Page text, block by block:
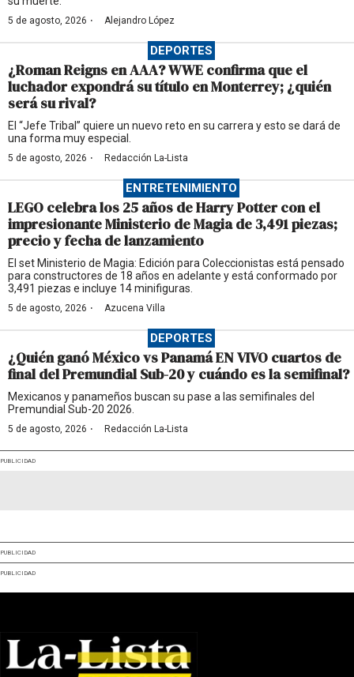
5 de agosto, 2026 · Alejandro López
DEPORTES
¿Roman Reigns en AAA? WWE confirma que el
luchador expondrá su título en Monterrey; ¿quién
será su rival?
El “Jefe Tribal” quiere un nuevo reto en su carrera y esto se dará de
una forma muy especial.
5 de agosto, 2026 · Redacción La-Lista
ENTRETENIMIENTO
LEGO celebra los 25 años de Harry Potter con el
impresionante Ministerio de Magia de 3,491 piezas;
precio y fecha de lanzamiento
El set Ministerio de Magia: Edición para Coleccionistas está pensado
para constructores de 18 años en adelante y está conformado por
3,491 piezas e incluye 14 minifiguras.
5 de agosto, 2026 · Azucena Villa
DEPORTES
¿Quién ganó México vs Panamá EN VIVO cuartos de
final del Premundial Sub-20 y cuándo es la semifinal?
Mexicanos y panameños buscan su pase a las semifinales del
Premundial Sub-20 2026.
5 de agosto, 2026 · Redacción La-Lista
PUBLICIDAD
PUBLICIDAD
PUBLICIDAD